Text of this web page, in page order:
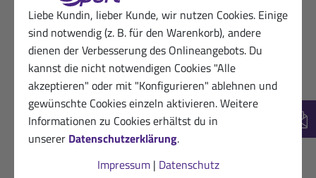
Liebe Kundin, lieber Kunde, wir nutzen Cookies. Einige
sind notwendig (z. B. für den Warenkorb), andere
dienen der Verbesserung des Onlineangebots. Du
kannst die nicht notwendigen Cookies "Alle
akzeptieren" oder mit "Konfigurieren" ablehnen und
gewünschte Cookies einzeln aktivieren. Weitere
Informationen zu Cookies erhältst du in
unserer Datenschutzerklärung.
Impressum| Datenschutz